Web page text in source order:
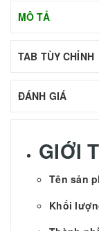
MÔ TẢ
TAB TÙY CHỈNH
ĐÁNH GIÁ
GIỚI
Tên sản
Khối